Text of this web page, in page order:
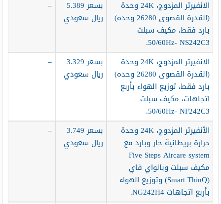
الانفيرتر المزدوج، 24K وحدة
(القدرة القصوى 26280 وحده)
بارد فقط، مكيف سبلت
50/60Hz- NS242C3.
بسعر 5.389
ريال سعودي
–
الانفيرتر المزدوج، 24K وحدة
(القدرة القصوى 26280 وحده)
بارد فقط، توزيع الهواء بأربع
اتجاهات، مكيف سبلت
50/60Hz- NF242C3.
بسعر 3.329
ريال سعودي
–
الأنفيرتر المزدوج، 24K وحدة
حرارة بريطانية حار وبارد مع
Five Steps Aircare system
مكيف سبلت وبالواي فاي
(Smart ThinQ) وتوزيع الهواء
بأربع اتجاهات NG242H4.
بسعر 3.749
ريال سعودي
–